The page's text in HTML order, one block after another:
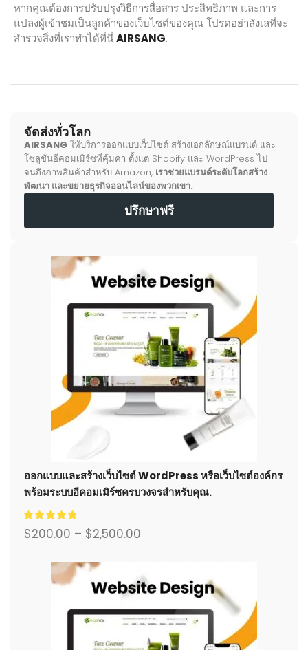
หากคุณต้องการปรับปรุงวิธีการสื่อสาร ประสิทธิภาพ และการ
แปลงผู้เข้าชมเป็นลูกค้าของเว็บไซต์ของคุณ โปรดอย่าลังเลที่จะ
สำรวจสิ่งที่เราทำได้ที่นี่AIRSANG.
จัดส่งทั่วโลก
AIRSANG ให้บริการออกแบบเว็บไซต์ สร้างเอกลักษณ์แบรนด์ และ
โซลูชันอีคอมเมิร์ซที่คุ้มค่า ตั้งแต่ Shopify และ WordPress ไป
จนถึงภาพสินค้าสำหรับ Amazon, เราช่วยแบรนด์ระดับโลกสร้าง
พัฒนา และขยายธุรกิจออนไลน์ของพวกเขา.
ปรึกษาฟรี
ออกแบบและสร้างเว็บไซต์ WordPress หรือเว็บไซต์องค์กร
พร้อมระบบอีคอมเมิร์ซครบวงจรสำหรับคุณ.
$200.00 – $2,500.00